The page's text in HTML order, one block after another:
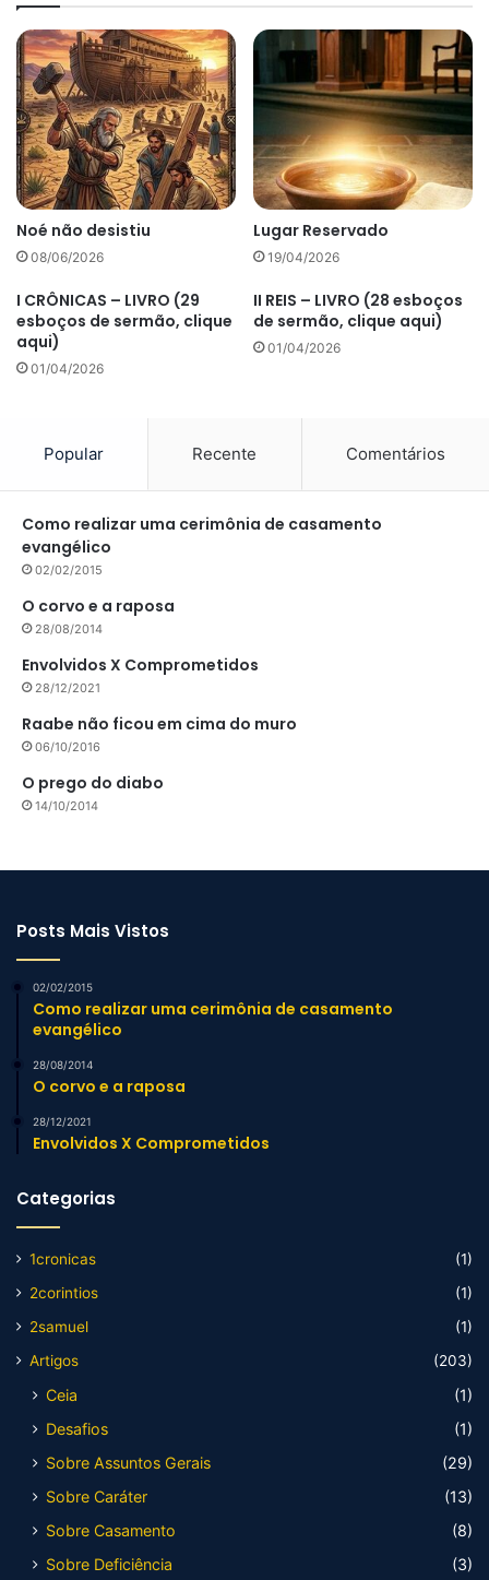
Noé não desistiu
08/06/2026
Lugar Reservado
19/04/2026
I CRÔNICAS – LIVRO (29
esboços de sermão, clique
aqui)
01/04/2026
II REIS – LIVRO (28 esboços
de sermão, clique aqui)
01/04/2026
Popular Recente Comentários
Como realizar uma cerimônia de casamento
evangélico
02/02/2015
O corvo e a raposa
28/08/2014
Envolvidos X Comprometidos
28/12/2021
Raabe não ficou em cima do muro
06/10/2016
O prego do diabo
14/10/2014
Posts Mais Vistos
02/02/2015
Como realizar uma cerimônia de casamento
evangélico
28/08/2014
O corvo e a raposa
28/12/2021
Envolvidos X Comprometidos
Categorias
1cronicas
(1)
2corintios
(1)
2samuel
(1)
Artigos
(203)
Ceia
(1)
Desafios
(1)
Sobre Assuntos Gerais
(29)
Sobre Caráter
(13)
Sobre Casamento
(8)
Sobre Deficiência
(3)